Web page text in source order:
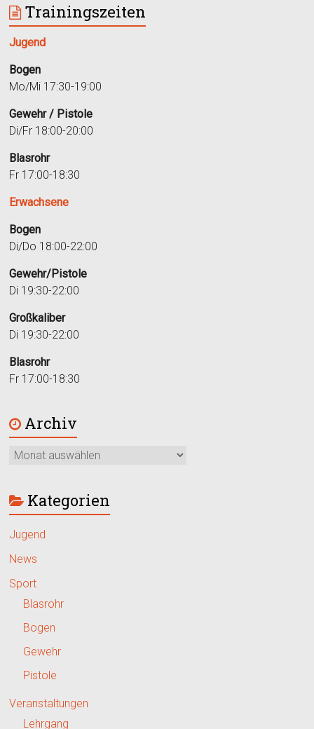
Trainingszeiten
Jugend
Bogen
Mo/Mi 17:30-19:00
Gewehr / Pistole
Di/Fr 18:00-20:00
Blasrohr
Fr 17:00-18:30
Erwachsene
Bogen
Di/Do 18:00-22:00
Gewehr/Pistole
Di 19:30-22:00
Großkaliber
Di 19:30-22:00
Blasrohr
Fr 17:00-18:30
Archiv
Kategorien
Jugend
News
Sport
Blasrohr
Bogen
Gewehr
Pistole
Veranstaltungen
Lehrgang